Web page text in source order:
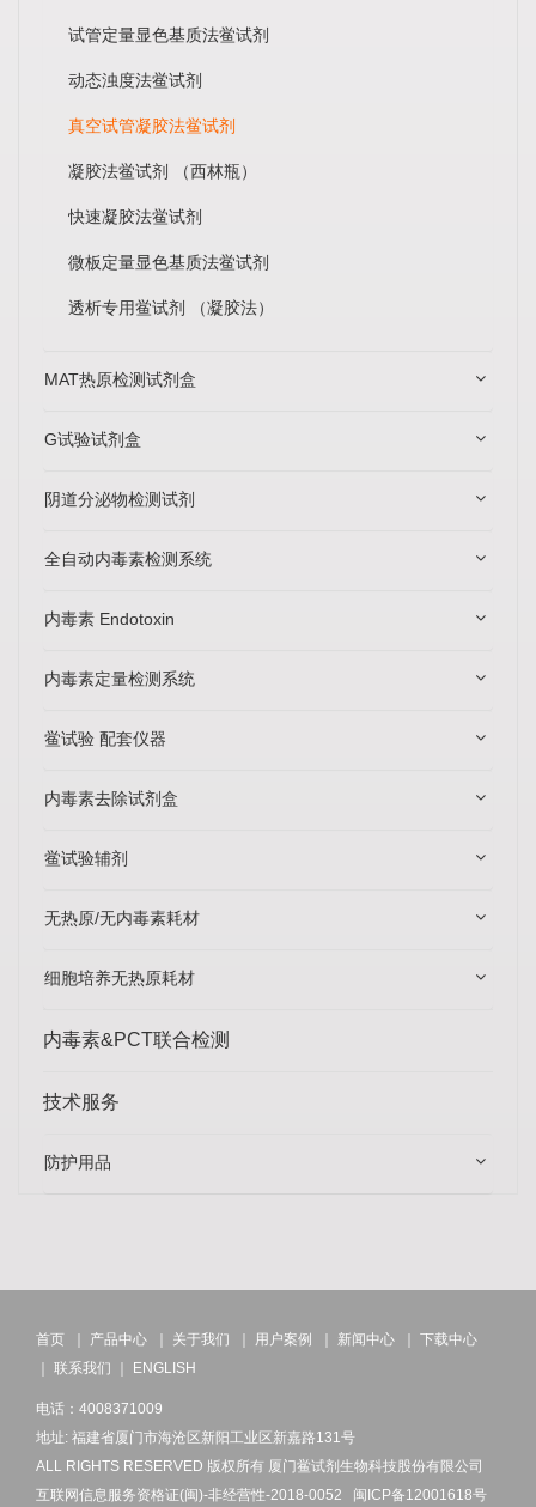
试管定量显色基质法鲎试剂
动态浊度法鲎试剂
真空试管凝胶法鲎试剂
凝胶法鲎试剂 （西林瓶）
快速凝胶法鲎试剂
微板定量显色基质法鲎试剂
透析专用鲎试剂 （凝胶法）
MAT热原检测试剂盒
G试验试剂盒
阴道分泌物检测试剂
全自动内毒素检测系统
内毒素 Endotoxin
内毒素定量检测系统
鲎试验 配套仪器
内毒素去除试剂盒
鲎试验辅剂
无热原/无内毒素耗材
细胞培养无热原耗材
内毒素&PCT联合检测
技术服务
防护用品
首页 ｜ 产品中心 ｜ 关于我们 ｜ 用户案例 ｜ 新闻中心 ｜ 下载中心
｜ 联系我们 ｜ ENGLISH
电话：4008371009
地址: 福建省厦门市海沧区新阳工业区新嘉路131号
ALL RIGHTS RESERVED 版权所有 厦门鲎试剂生物科技股份有限公司
互联网信息服务资格证(闽)-非经营性-2018-0052 闽ICP备12001618号